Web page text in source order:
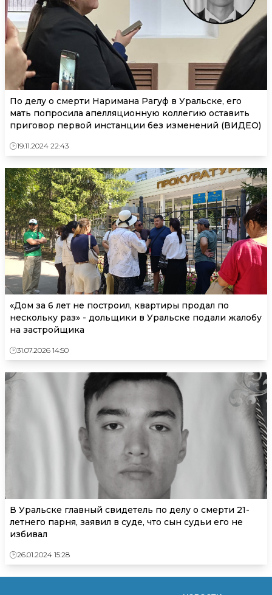
По делу о смерти Наримана Рагуф в Уральске, его
мать попросила апелляционную коллегию оставить
приговор первой инстанции без изменений (ВИДЕО)
19.11.2024 22:43
«Дом за 6 лет не построил, квартиры продал по
нескольку раз» - дольщики в Уральске подали жалобу
на застройщика
31.07.2026 14:50
В Уральске главный свидетель по делу о смерти 21-
летнего парня, заявил в суде, что сын судьи его не
избивал
26.01.2024 15:28